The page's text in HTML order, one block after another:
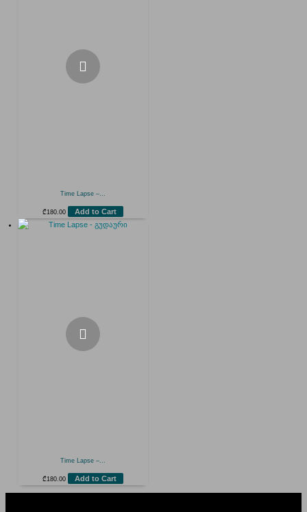
Time Lapse –...
₾ 180.00 Add to Cart
Time Lapse –...
₾ 180.00 Add to Cart